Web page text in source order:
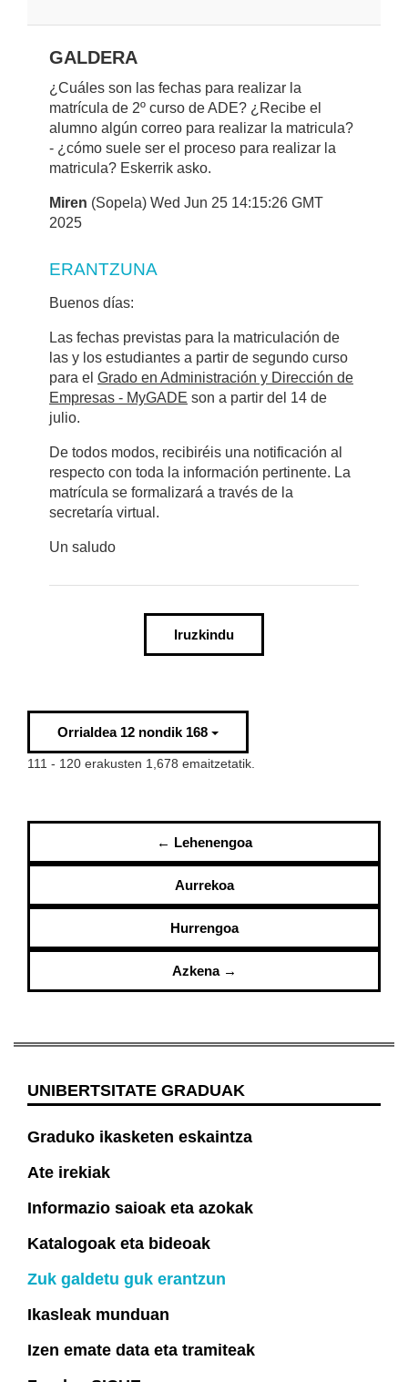
GALDERA
¿Cuáles son las fechas para realizar la
matrícula de 2º curso de ADE? ¿Recibe el
alumno algún correo para realizar la matricula?
- ¿cómo suele ser el proceso para realizar la
matricula? Eskerrik asko.
Miren (Sopela) Wed Jun 25 14:15:26 GMT
2025
ERANTZUNA
Buenos días:
Las fechas previstas para la matriculación de
las y los estudiantes a partir de segundo curso
para el Grado en Administración y Dirección de
Empresas - MyGADE son a partir del 14 de
julio.
De todos modos, recibiréis una notificación al
respecto con toda la información pertinente. La
matrícula se formalizará a través de la
secretaría virtual.
Un saludo
Iruzkindu
Orrialdea 12 nondik 168
111 - 120 erakusten 1,678 emaitzetatik.
← Lehenengoa
Aurrekoa
Hurrengoa
Azkena →
UNIBERTSITATE GRADUAK
Graduko ikasketen eskaintza
Ate irekiak
Informazio saioak eta azokak
Katalogoak eta bideoak
Zuk galdetu guk erantzun
Ikasleak munduan
Izen emate data eta tramiteak